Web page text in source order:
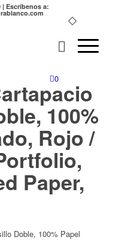
| Escríbenos a:
0
100%
Rojo /
Paper,
Doble, 100% Papel